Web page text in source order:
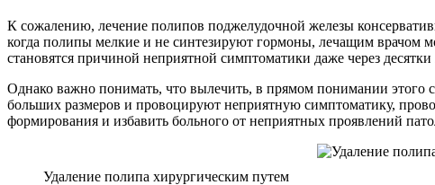
К сожалению, лечение полипов поджелудочной железы
когда полипы мелкие и не синтезируют гормоны, лечащим врачом
становятся причиной неприятной симптоматики даже через десятки
Однако важно понимать, что вылечить, в прямом понимании этого
больших размеров и провоцируют неприятную симптоматику,
формирования и избавить больного от неприятных проявлений
Удаление полипа хирургическим путем